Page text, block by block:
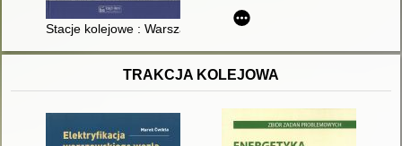
Stacje kolejowe : Warszawa 1845-1915 : architektura i
TRAKCJA KOLEJOWA